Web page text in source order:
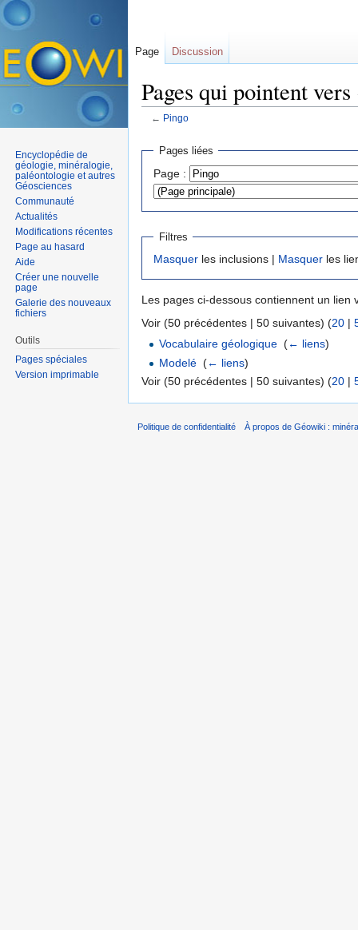
Pages qui pointent
← Pingo
Pages liées
Page :
Filtres
Masquer les inclusions | Masquer les
Les pages ci-dessous contiennent un lien
Voir (50 précédentes | 50 suivantes) (20 |
Vocabulaire géologique ‎(← liens)
Modelé ‎(← liens)
Voir (50 précédentes | 50 suivantes) (20 |
Page Discussion
Encyclopédie de
géologie, minéralogie,
paléontologie et autres
Géosciences
Communauté
Actualités
Modifications récentes
Page au hasard
Aide
Créer une nouvelle
page
Galerie des nouveaux
fichiers
Outils
Pages spéciales
Version imprimable
Politique de confidentialité À propos de Géowiki :